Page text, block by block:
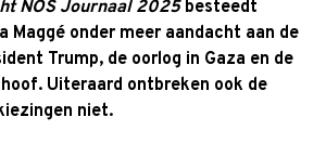
NOS Journaal 2025 besteedt
Maggé onder meer aandacht aan de
Trump, de oorlog in Gaza en de
Uiteraard ontbreken ook de
niet.